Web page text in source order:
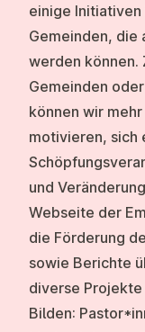
einige
Gemeinden,
werden können.
Gemeinden
können wir
motivieren, sich
und
Webseite der
die Förderung
sowie Berichte
diverse
Bilden: